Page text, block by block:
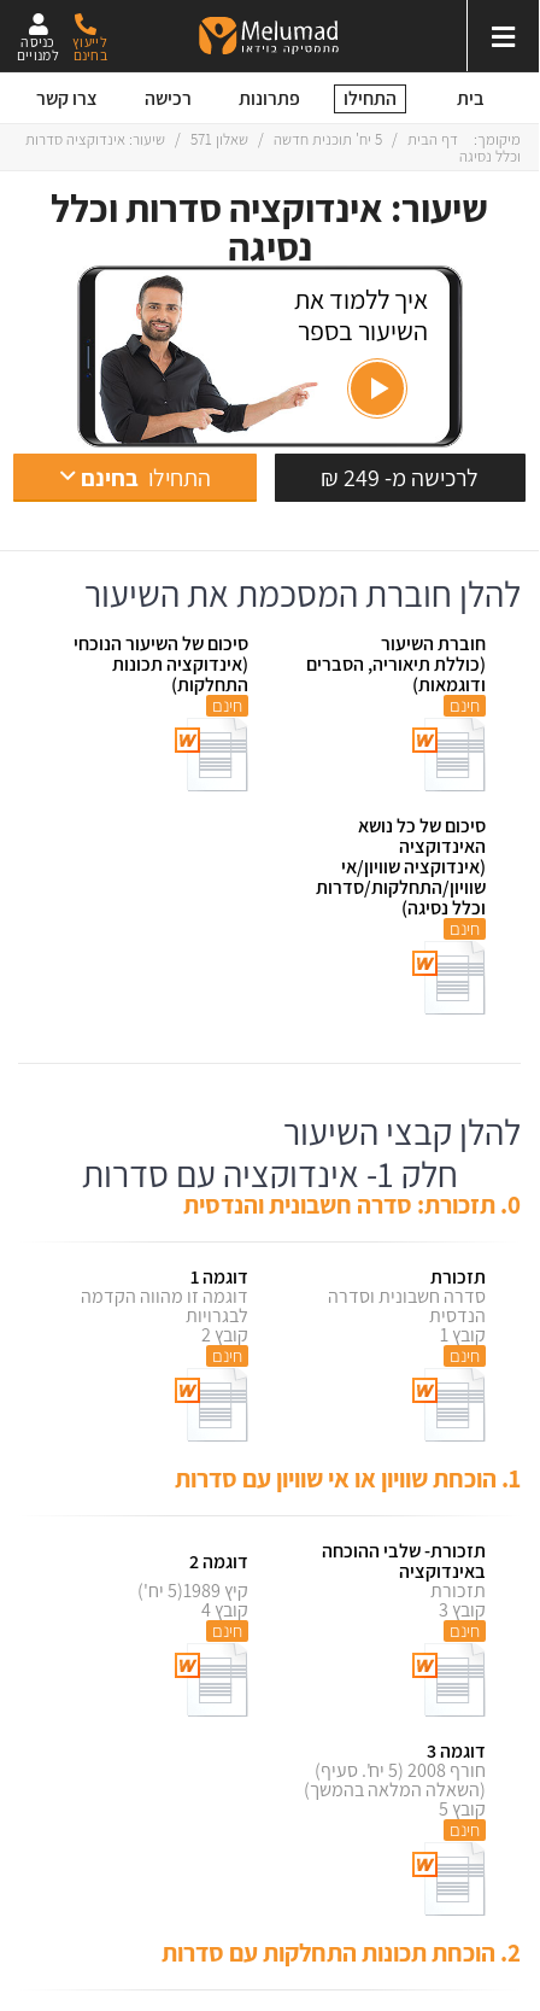
כניסה
למנויים
לייעוץ
בחינם
בית התחילו פתרונות רכישה צרו קשר
שיעור: אינדוקציה סדרות וכלל
נסיגה
לרכישה מ- 249 ₪ התחילובחינם
איך ללמוד את
השיעור בספר
מיקומך: דף הבית / 5 יח' תוכנית חדשה / שאלון 571 / שיעור: אינדוקציה סדרות
וכלל נסיגה
להלן חוברת המסכמת את השיעור
חוברת השיעור
(כוללת תיאוריה, הסברים
ודוגמאות)
חינם
סיכום של השיעור הנוכחי
(אינדוקציה תכונות
התחלקות)
חינם
סיכום של כל נושא
האינדוקציה
(אינדוקציה שוויון/אי
שוויון/התחלקות/סדרות
וכלל נסיגה)
חינם
להלן קבצי השיעור
חלק 1- אינדוקציה עם סדרות
0. תזכורת: סדרה חשבונית והנדסית
תזכורת
סדרה חשבונית וסדרה
הנדסית
קובץ 1
חינם
דוגמה 1
דוגמה זו מהווה הקדמה
לבגרויות
קובץ 2
חינם
1. הוכחת שוויון או אי שוויון עם סדרות
תזכורת- שלבי ההוכחה
באינדוקציה
תזכורת
קובץ 3
חינם
דוגמה 2
קיץ 1989(5 יח')
קובץ 4
חינם
דוגמה 3
חורף 2008 (5 יח'. סעיף)
(השאלה המלאה בהמשך)
קובץ 5
חינם
2. הוכחת תכונות התחלקות עם סדרות